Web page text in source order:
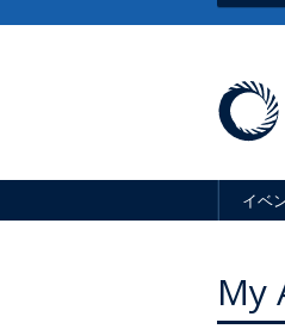
イベ
My